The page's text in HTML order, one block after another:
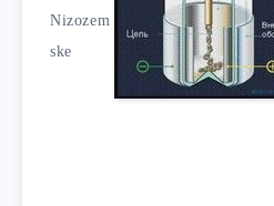
Nizozem
ske